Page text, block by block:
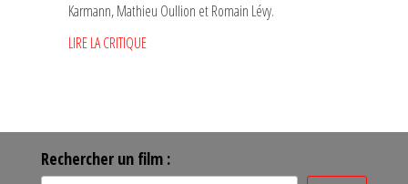
Karmann, Mathieu Oullion et Romain Lévy.
LIRE LA CRITIQUE
Rechercher un film :